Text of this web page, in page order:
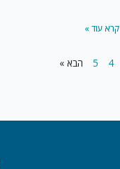
קרא עוד »
4
5 הבא »